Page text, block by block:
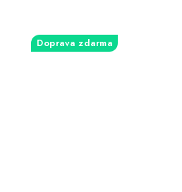
Doprava zdarma